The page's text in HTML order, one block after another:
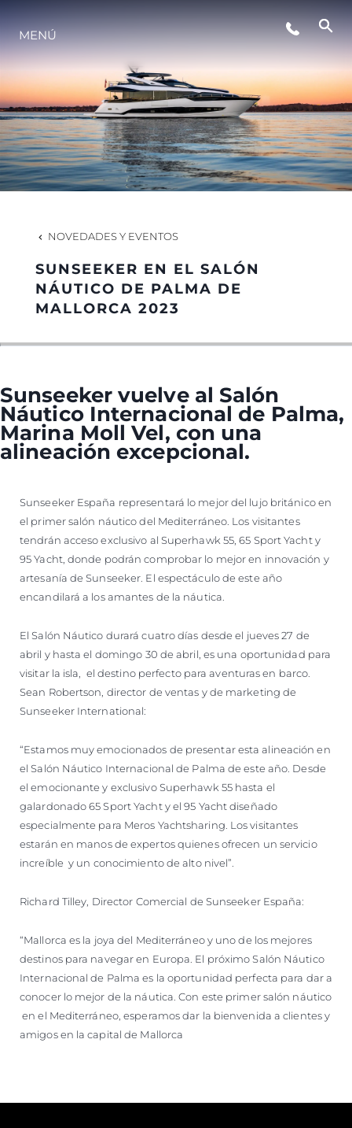
EVENTOS
INNOVACIÓN
HISTORIA
MENÚ
NOVEDADES Y EVENTOS
SUNSEEKER EN EL SALÓN
NÁUTICO DE PALMA DE
MALLORCA 2023
Sunseeker vuelve al Salón
Náutico Internacional de Palma,
Marina Moll Vel, con una
alineación excepcional.
Sunseeker España representará lo mejor del lujo británico en
el primer salón náutico del Mediterráneo. Los visitantes
tendrán acceso exclusivo al Superhawk 55, 65 Sport Yacht y
95 Yacht, donde podrán comprobar lo mejor en innovación y
artesanía de Sunseeker. El espectáculo de este año
encandilará a los amantes de la náutica.
El Salón Náutico durará cuatro días desde el jueves 27 de
abril y hasta el domingo 30 de abril, es una oportunidad para
visitar la isla, el destino perfecto para aventuras en barco.
Sean Robertson, director de ventas y de marketing de
Sunseeker International:
“Estamos muy emocionados de presentar esta alineación en
el Salón Náutico Internacional de Palma de este año. Desde
el emocionante y exclusivo Superhawk 55 hasta el
galardonado 65 Sport Yacht y el 95 Yacht diseñado
especialmente para Meros Yachtsharing. Los visitantes
estarán en manos de expertos quienes ofrecen un servicio
increíble y un conocimiento de alto nivel”.
Richard Tilley, Director Comercial de Sunseeker España:
“Mallorca es la joya del Mediterráneo y uno de los mejores
destinos para navegar en Europa. El próximo Salón Náutico
Internacional de Palma es la oportunidad perfecta para dar a
conocer lo mejor de la náutica. Con este primer salón náutico
en el Mediterráneo, esperamos dar la bienvenida a clientes y
amigos en la capital de Mallorca